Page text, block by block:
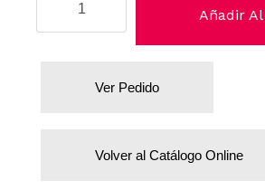
Añadir Al
Ver Pedido
Volver al Catálogo Online